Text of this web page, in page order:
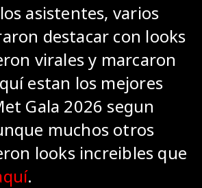
asistentes, varios
destacar con looks
virales y marcaron
estan los mejores
Gala 2026 segun
muchos otros
looks increibles que
.